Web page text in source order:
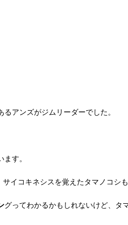
アンズがジムリーダーでした。
す。
イコキネシスを覚えたタマノコシ
グってわかるかもしれないけど、タ